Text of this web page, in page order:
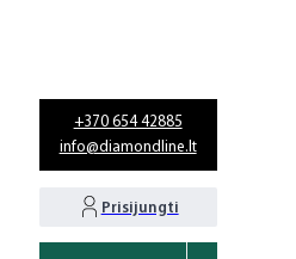
+370 654 42885
info@diamondline.lt
Prisijungti